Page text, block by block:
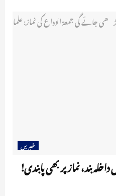
خبریں